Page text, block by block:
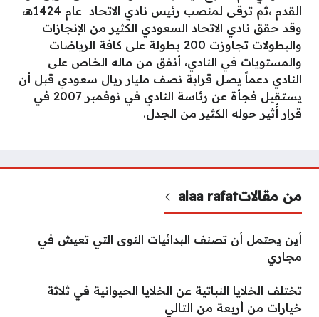
القدم ،ثم ترقى لمنصب رئيس نادي الاتحاد عام 1424هـ،
وقد حقق نادي الاتحاد السعودي الكثير من الإنجازات
والبطولات تجاوزت 200 بطولة على كافة الرياضات
والمستويات في النادي، أنفق من ماله الخاص على
النادي دعماً يصل قرابة نصف مليار ريال سعودي قبل أن
يستقيل فجأة عن رئاسة النادي في نوفمبر 2007 في
قرار أُثير حوله الكثير من الجدل.
من مقالاتalaa rafat
أين يحتمل أن تصنف البدائيات النوى التي تعيش في
مجاري
تختلف الخلايا النباتية عن الخلايا الحيوانية في ثلاثة
خيارات من أربعة من التالي